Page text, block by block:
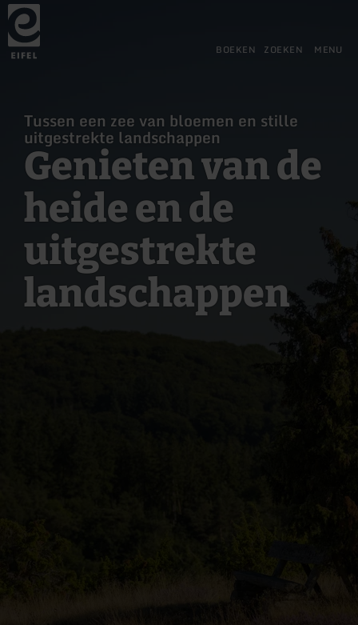
Terug
naar
de
startpagina
BOEKEN ZOEKEN MENU
Tussen een zee van bloemen en stille
uitgestrekte landschappen
Genieten van de
heide en de
uitgestrekte
landschappen